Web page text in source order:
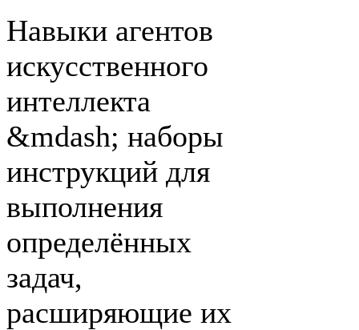
Навыки агентов
искусственного
интеллекта
&mdash; наборы
инструкций для
выполнения
определённых
задач,
расширяющие их